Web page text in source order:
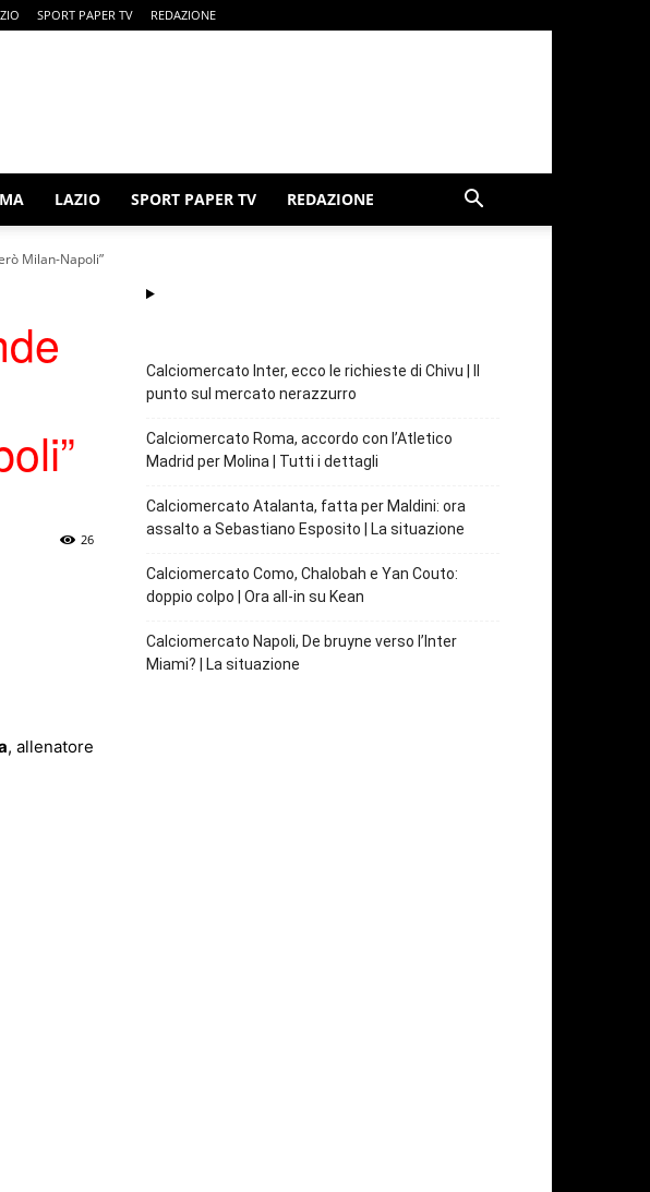
SPORT PAPER TV REDAZIONE
LAZIO SPORT PAPER TV REDAZIONE
Milan-Napoli”
26
, allenatore
Calciomercato Inter, ecco le richieste di Chivu | Il
punto sul mercato nerazzurro
Calciomercato Roma, accordo con l’Atletico
Madrid per Molina | Tutti i dettagli
Calciomercato Atalanta, fatta per Maldini: ora
assalto a Sebastiano Esposito | La situazione
Calciomercato Como, Chalobah e Yan Couto:
doppio colpo | Ora all-in su Kean
Calciomercato Napoli, De bruyne verso l’Inter
Miami? | La situazione